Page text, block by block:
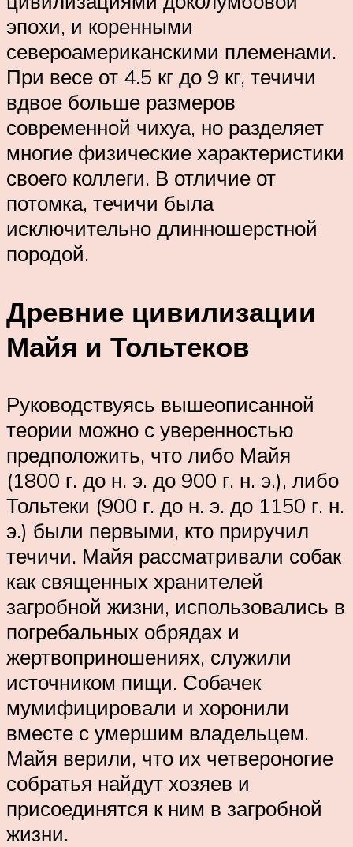
эпохи, и коренными
североамериканскими племенами.
При весе от 4.5 кг до 9 кг, течичи
вдвое больше размеров
современной чихуа, но разделяет
многие физические характеристики
своего коллеги. В отличие от
потомка, течичи была
исключительно длинношерстной
породой.
Древние цивилизации
Майя и Тольтеков
Руководствуясь вышеописанной
теории можно с уверенностью
предположить, что либо Майя
(1800 г. до н. э. до 900 г. н. э.), либо
Тольтеки (900 г. до н. э. до 1150 г. н.
э.) были первыми, кто приручил
течичи. Майя рассматривали собак
как священных хранителей
загробной жизни, использовались в
погребальных обрядах и
жертвоприношениях, служили
источником пищи. Собачек
мумифицировали и хоронили
вместе с умершим владельцем.
Майя верили, что их четвероногие
собратья найдут хозяев и
присоединятся к ним в загробной
жизни.